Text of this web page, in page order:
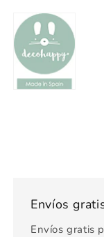
Envíos
Envíos gratis